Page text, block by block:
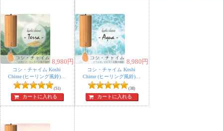
コシ・チャイム Koshi
Chime (ヒーリング風鈴)
癒やし ヒーリング 風
鈴 ヨガ - Terra 地
8,980 円
(51)
カートに入れる
コシ・チャイム Koshi
Chime (ヒーリング風鈴)
癒やし ヒーリング 風
鈴 ヨガ - Aqua 水
8,980 円
(38)
カートに入れる